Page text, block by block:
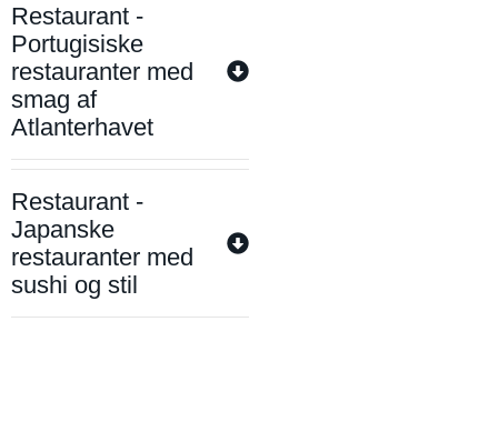
Restaurant -
Portugisiske
restauranter med
smag af
Atlanterhavet
Restaurant -
Japanske
restauranter med
sushi og stil